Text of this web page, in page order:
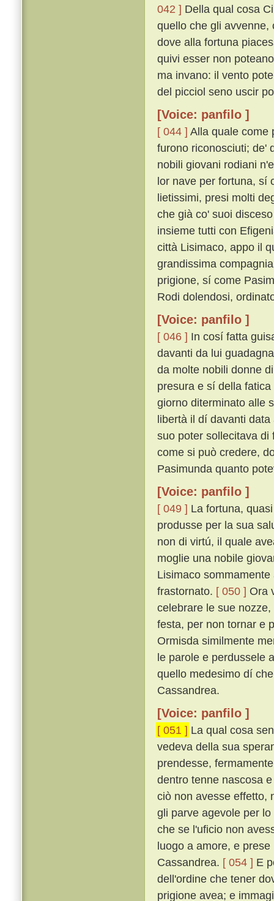
042 ] Della qual cosa
quello che gli avvenne,
dove alla fortuna
quivi esser non
ma invano: il vento
del picciol seno uscir
[Voice: panfilo ]
[ 044 ] Alla quale come
furono riconosciuti; de'
nobili giovani rodiani
lor nave per fortuna, sí
lietissimi, presi molti
che già co' suoi
insieme tutti con
città Lisimaco, appo il
grandissima
prigione, sí come
Rodi dolendosi,
[Voice: panfilo ]
[ 046 ] In cosí fatta
davanti da lui
da molte nobili donne
presura e sí della
giorno diterminato alle
libertà il dí davanti
suo poter sollecitava di
come si può credere,
Pasimunda quanto
[Voice: panfilo ]
[ 049 ] La fortuna,
produsse per la sua
non di virtú, il quale
moglie una nobile
Lisimaco
frastornato. [ 050 ] Ora
celebrare le sue
festa, per non tornar e
Ormisda similmente
le parole e perdussele
quello medesimo dí
Cassandrea.
[Voice: panfilo ]
[ 051 ] La qual cosa
vedeva della sua
prendesse,
dentro tenne nascosa
ciò non avesse effetto,
gli parve agevole per
che se l'uficio non
luogo a amore, e
Cassandrea. [ 054 ] E
dell'ordine che tener
prigione avea; e